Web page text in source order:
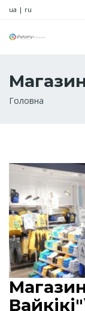
ua | ru
Рядок
Головна